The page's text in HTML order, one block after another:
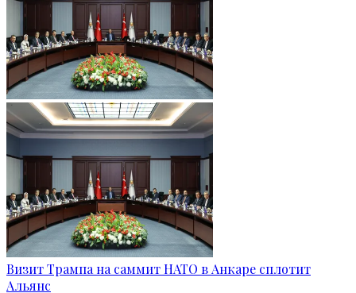
Визит Трампа на саммит НАТО в Анкаре сплотит
Альянс